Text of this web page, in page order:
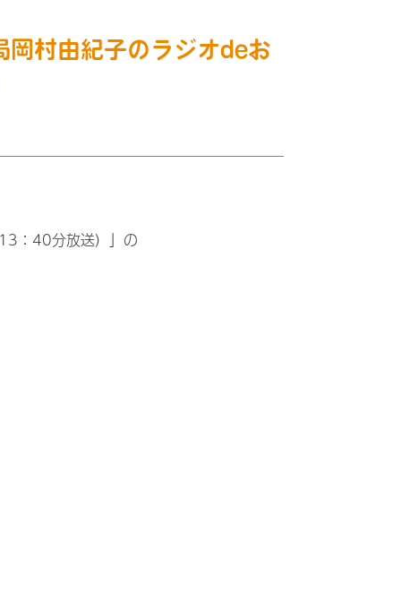
村由紀子のラジオdeお
：40分放送）」の